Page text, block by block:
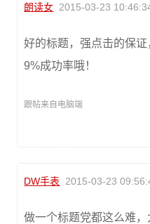
朗读女 2015-03-23
好的标题，强点击的保
9%成功率哦！
跟帖来自电脑端
DW手表 2015-03-23
做一个标题党都这么难，